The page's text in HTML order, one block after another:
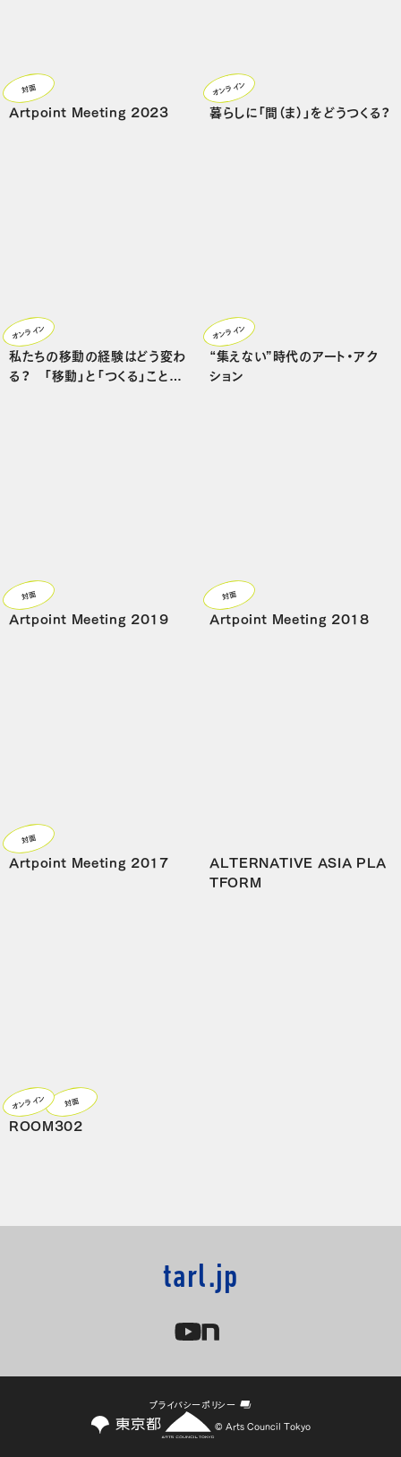
Artpoint Meeting 2023
対面
暮らしに「間（ま）」をどうつくる？
オンライン
私たちの移動の経験はどう変わ
る？ 「移動」と「つくる」ことを
オンライン
“集えない”時代のアート・アク
ション
オンライン
Artpoint Meeting 2019
対面
Artpoint Meeting 2018
対面
Artpoint Meeting 2017
対面
ALTERNATIVE ASIA PLA
TFORM
ROOM302
オンライン 対面
tarl.jp
プライバシーポリシー
© Arts Council Tokyo